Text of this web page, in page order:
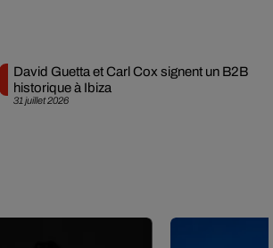
31 juillet 2026
David Guetta et Carl Cox signent un B2B
historique à Ibiza